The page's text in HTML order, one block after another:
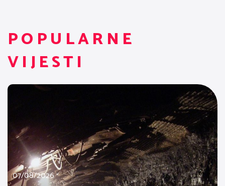
POPULARNE
VIJESTI
07/08/2026